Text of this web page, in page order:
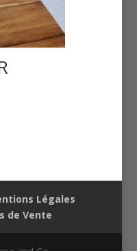
Légales
de Vente